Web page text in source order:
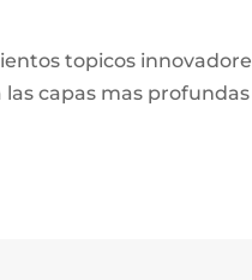
topicos
capas mas